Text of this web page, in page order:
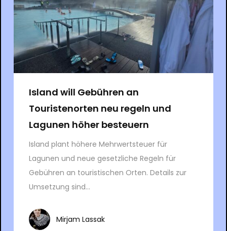
Island will Gebühren an
Touristenorten neu regeln und
Lagunen höher besteuern
Island plant höhere Mehrwertsteuer für
Lagunen und neue gesetzliche Regeln für
Gebühren an touristischen Orten. Details zur
Umsetzung sind...
Mirjam Lassak